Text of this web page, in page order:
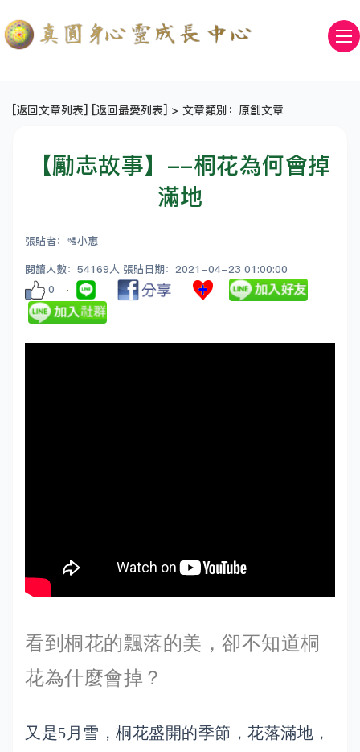
[返回文章列表] [返回最愛列表] > 文章類別：原創文章
【勵志故事】--桐花為何會掉
滿地
張貼者：🛂小惠
閱讀人數：54169人 張貼日期：2021-04-23 01:00:00
0
看到桐花的飄落的美，卻不知道桐
花為什麼會掉？
又是5月雪，桐花盛開的季節，花落滿地，